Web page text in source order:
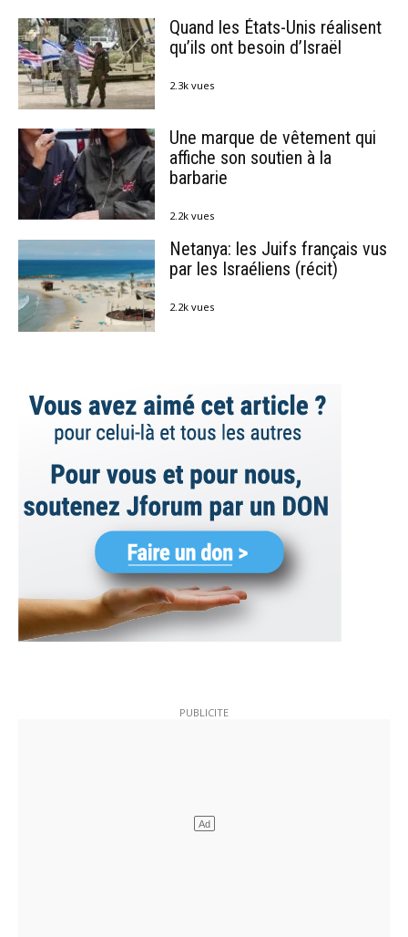
Quand les États-Unis réalisent
qu’ils ont besoin d’Israël
2.3k vues
Une marque de vêtement qui
affiche son soutien à la
barbarie
2.2k vues
Netanya: les Juifs français vus
par les Israéliens (récit)
2.2k vues